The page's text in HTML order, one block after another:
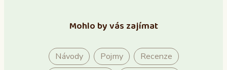
Mohlo by vás zajímat
Návody Pojmy
Recenze